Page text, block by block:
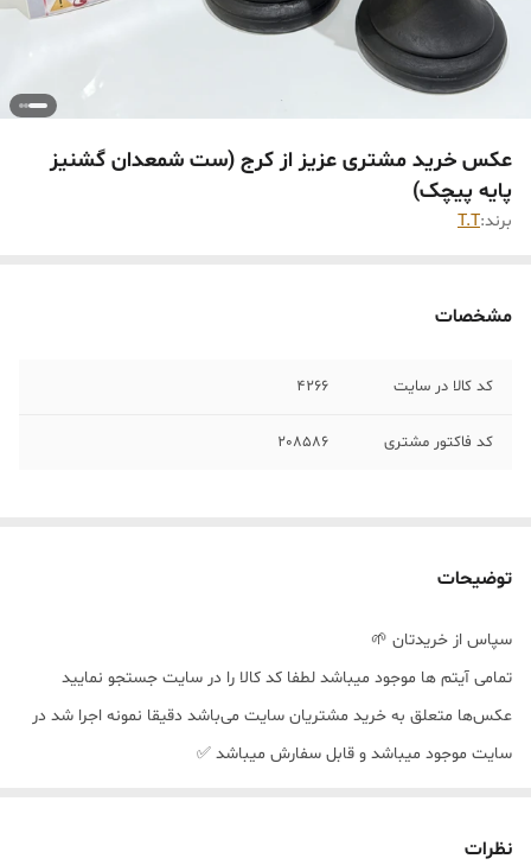
عکس خرید مشتری عزیز از کرج (ست شمعدان گشنیز
پایه پیچک)
برند:T.T
مشخصات
کد کالا در سایت ۴٢۶۶
کد فاکتور مشتری ٢٠٨۵٨۶
توضیحات
سپاس از خریدتان 🌱
تمامی آیتم ها موجود میباشد لطفا کد کالا را در سایت جستجو نمایید
عکس‌ها متعلق به خرید مشتریان سایت می‌باشد دقیقا نمونه اجرا شد در
سایت موجود میباشد و قابل سفارش میباشد ✅
نظرات